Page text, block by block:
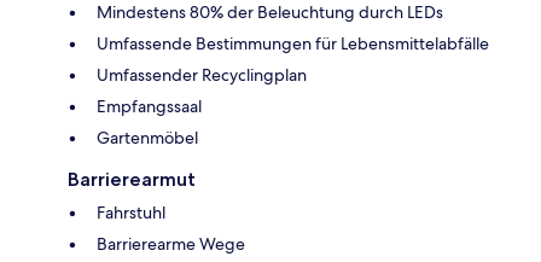
Mindestens 80% der Beleuchtung durch LEDs
Umfassende Bestimmungen für Lebensmittelabfälle
Umfassender Recyclingplan
Empfangssaal
Gartenmöbel
Barrierearmut
Fahrstuhl
Barrierearme Wege